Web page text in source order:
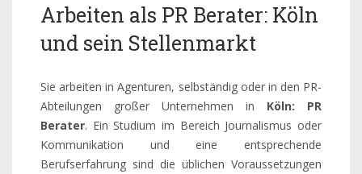
Arbeiten als PR Berater: Köln
und sein Stellenmarkt
Sie arbeiten in Agenturen, selbständig oder in den PR-
Abteilungen großer Unternehmen in Köln: PR
Berater. Ein Studium im Bereich Journalismus oder
Kommunikation und eine entsprechende
Berufserfahrung sind die üblichen Voraussetzungen